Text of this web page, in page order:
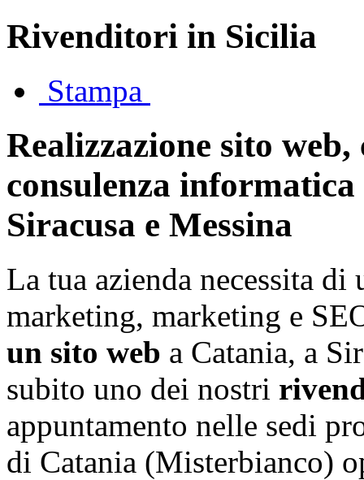
Rivenditori in Sicilia
Stampa
Realizzazione sito web,
consulenza
Siracusa e Messina
La tua azienda necessita
marketing, marketing e
un sito web a Catania, a
subito uno dei nostri
appuntamento nelle sedi
di Catania (Misterbianco)